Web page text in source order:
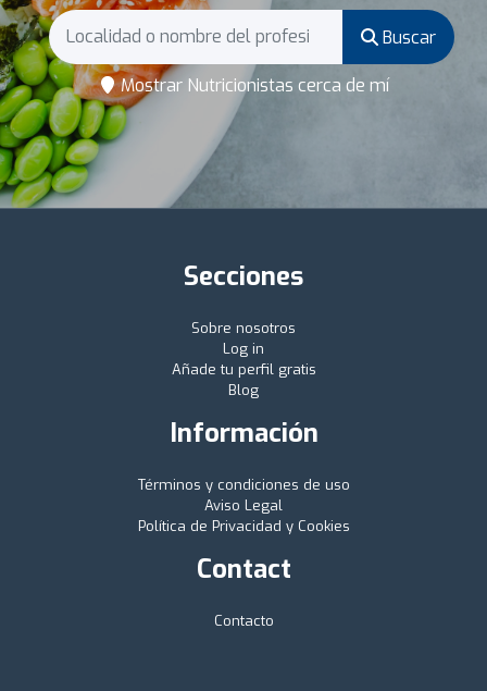
Buscar
Mostrar Nutricionistas cerca de mí
Secciones
Sobre nosotros
Log in
Añade tu perfil gratis
Blog
Información
Términos y condiciones de uso
Aviso Legal
Política de Privacidad y Cookies
Contact
Contacto